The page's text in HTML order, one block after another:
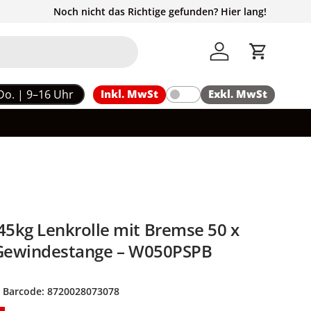
Noch nicht das Richtige gefunden? Hier lang!
Einloggen
| 9–16 Uhr Inkl. MwSt Exkl. MwSt
Lenkrolle mit Bremse 50 x
– W050PSPB
Barcode: 8720028073078